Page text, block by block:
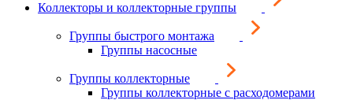
Коллекторы и коллекторные группы
Группы быстрого монтажа
Группы насосные
Группы коллекторные
Группы коллекторные с расходомерами